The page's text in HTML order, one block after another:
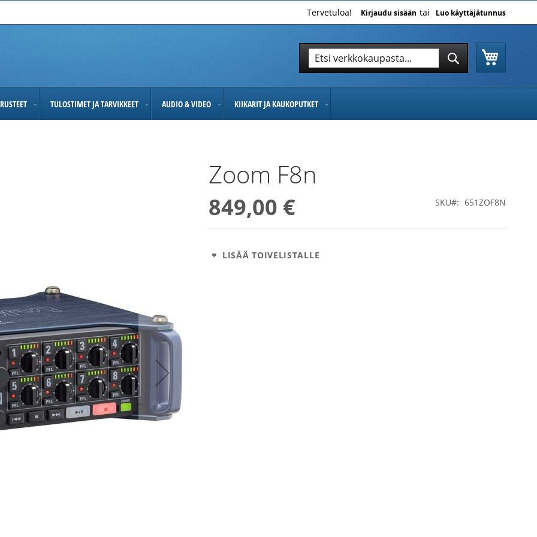
Tervetuloa! Kirjaudu sisään Luo käyttäjätunnus
Hae
TULOSTIMET JA TARVIKKEET AUDIO & VIDEO KIIKARIT JA KAUKOPUTKET
Zoom F8n
849,00 € SKU 651ZOF8N
LISÄÄ TOIVELISTALLE